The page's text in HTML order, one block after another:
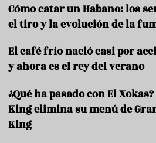
Cómo catar un Habano: los
el tiro y la evolución de la
El café frío nació casi por
y ahora es el rey del verano
¿Qué ha pasado con El
King elimina su menú de
King